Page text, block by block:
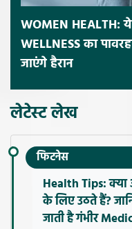
WOMEN HEALTH:
WELLNESS का
जाएंगे हैरान
लेटेस्ट लेख
फिटनेस
Health Tips: क्या
के लिए उठते हैं?
जाती है गंभीर